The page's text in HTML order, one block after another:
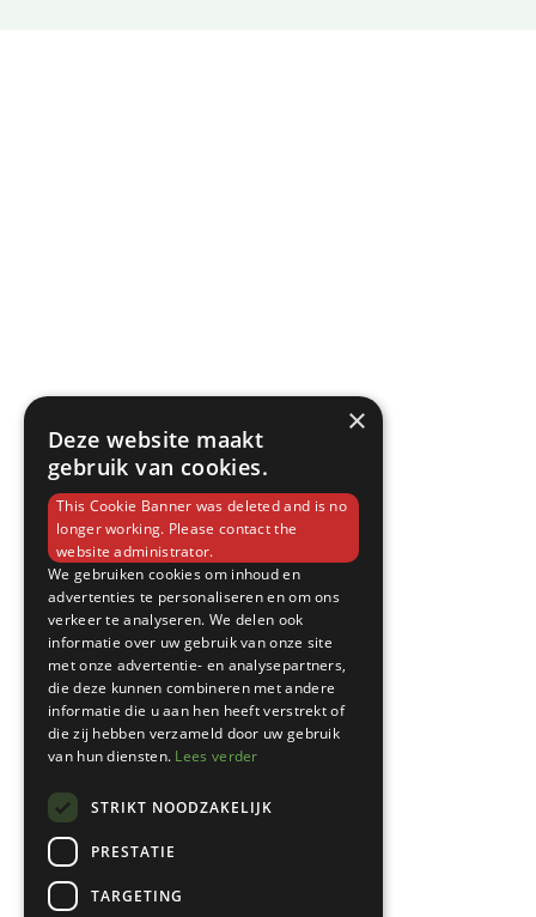
×
Deze website maakt
gebruik van cookies.
This Cookie Banner was deleted and is no
longer working. Please contact the
website administrator.
We gebruiken cookies om inhoud en
advertenties te personaliseren en om ons
verkeer te analyseren. We delen ook
informatie over uw gebruik van onze site
met onze advertentie- en analysepartners,
die deze kunnen combineren met andere
informatie die u aan hen heeft verstrekt of
die zij hebben verzameld door uw gebruik
van hun diensten. Lees verder
STRIKT NOODZAKELIJK
PRESTATIE
TARGETING